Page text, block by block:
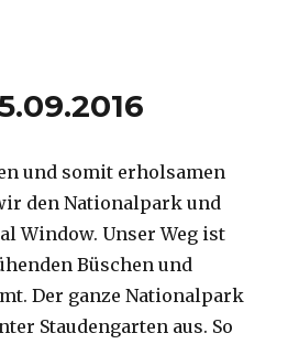
und somit erholsamen
den Nationalpark und
Window. Unser Weg ist
Büschen und
Der ganze Nationalpark
Staudengarten aus. So